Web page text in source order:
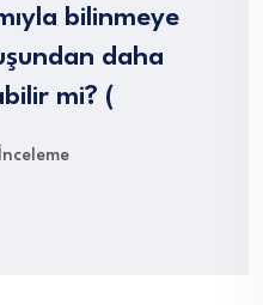
bilinmeye
daha
mi? (